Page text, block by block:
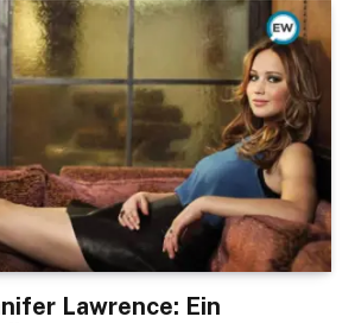
Lawrence: Ein